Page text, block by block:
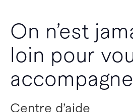
On n’est
loin pour
Centre d’aide